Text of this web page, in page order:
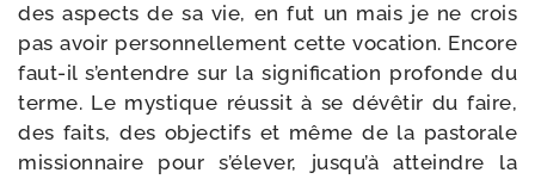
des aspects de sa vie, en fut un mais je ne crois
pas avoir per­son­nel­le­ment cette voca­tion. Encore
faut-​il s’en­tendre sur la signi­fi­ca­tion pro­fonde du
terme. Le mys­tique réus­sit à se dévê­tir du faire,
des faits, des objec­tifs et même de la pas­to­rale
mis­sion­naire pour s’é­le­ver, jus­qu’à atteindre la